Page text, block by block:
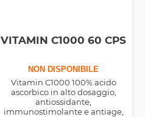
VITAMIN C1000 60 CPS
NON DISPONIBILE
Vitamin C1000 100% acido
ascorbico in alto dosaggio,
antiossidante,
immunostimolante e antiage,